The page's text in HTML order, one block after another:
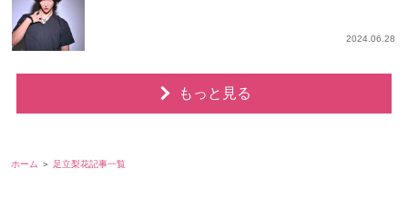
2024.06.28
もっと見る
ホーム 足立梨花記事一覧